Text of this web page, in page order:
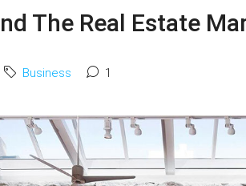
The Real Estate
Business 1